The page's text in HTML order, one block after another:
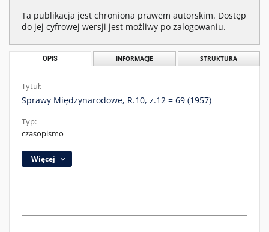
Ta publikacja jest chroniona prawem autorskim. Dostęp
do jej cyfrowej wersji jest możliwy po zalogowaniu.
OPIS INFORMACJE STRUKTURA
Tytuł:
Sprawy Międzynarodowe, R.10, z.12 = 69 (1957)
Typ:
czasopismo
Więcej